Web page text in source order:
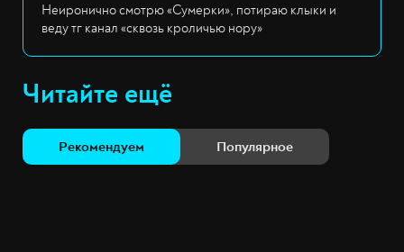
Неиронично смотрю «Сумерки», потираю клыки и
веду тг канал «сквозь кроличью нору»
Читайте ещё
Рекомендуем Популярное